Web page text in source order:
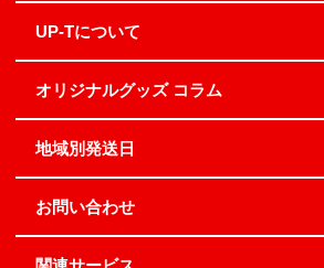
UP-Tについて
オリジナルグッズ コラム
地域別発送日
お問い合わせ